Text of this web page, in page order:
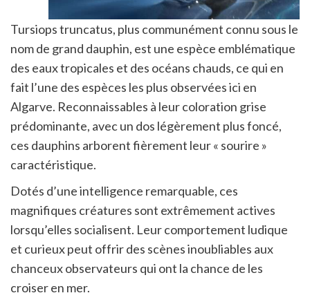
Tursiops truncatus, plus communément connu sous le
nom de grand dauphin, est une espèce emblématique
des eaux tropicales et des océans chauds, ce qui en
fait l’une des espèces les plus observées ici en
Algarve. Reconnaissables à leur coloration grise
prédominante, avec un dos légèrement plus foncé,
ces dauphins arborent fièrement leur « sourire »
caractéristique.
Dotés d’une intelligence remarquable, ces
magnifiques créatures sont extrêmement actives
lorsqu’elles socialisent. Leur comportement ludique
et curieux peut offrir des scènes inoubliables aux
chanceux observateurs qui ont la chance de les
croiser en mer.